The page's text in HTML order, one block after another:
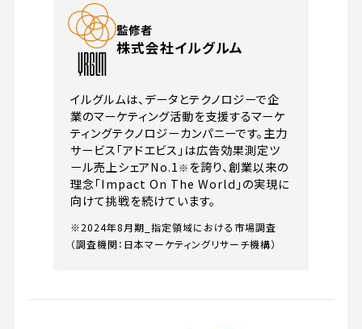
株式会社イルグルム
イルグルムは、データとテクノロジーで企
業のマーケティング活動を支援するマーケ
ティングテクノロジーカンパニーです。主力
サービス「アドエビス」は広告効果測定ツ
ール売上シェアNo.1 ※ を誇り、創業以来の
理念「Impact On The World」の実現に
向けて挑戦を続けています。
※2024年8月期_指定領域における市場調査
（調査機関：日本マーケティングリサーチ機構）